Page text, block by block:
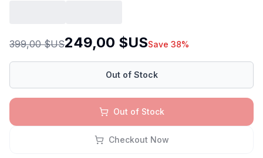
399,00 $US249,00 $USSave 38%
Out of Stock
Out of Stock
Checkout Now